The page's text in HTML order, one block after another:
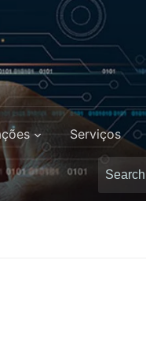
Serviços
Search
for: